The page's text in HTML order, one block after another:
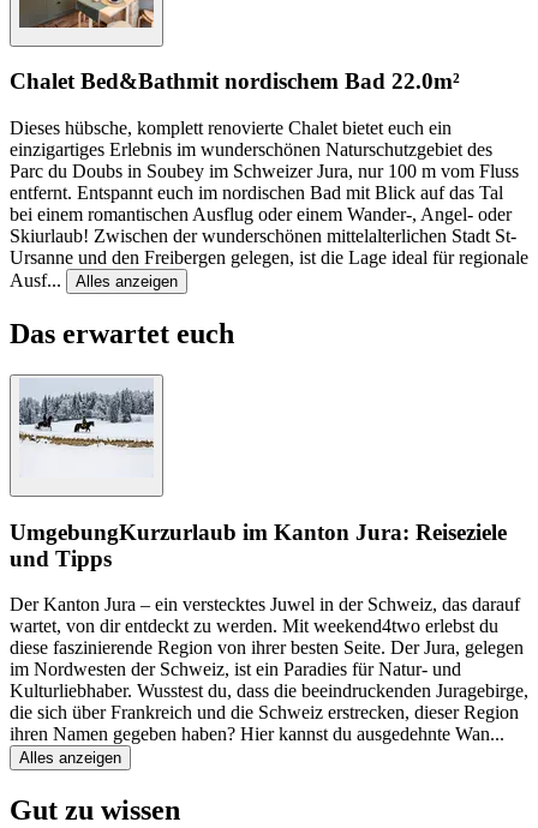
Chalet Bed&Bathmit nordischem Bad 22.0m²
Dieses hübsche, komplett renovierte Chalet bietet euch ein
einzigartiges Erlebnis im wunderschönen Naturschutzgebiet des
Parc du Doubs in Soubey im Schweizer Jura, nur 100 m vom Fluss
entfernt. Entspannt euch im nordischen Bad mit Blick auf das Tal
bei einem romantischen Ausflug oder einem Wander-, Angel- oder
Skiurlaub! Zwischen der wunderschönen mittelalterlichen Stadt St-
Ursanne und den Freibergen gelegen, ist die Lage ideal für regionale
Ausf... Alles anzeigen
Das erwartet euch
UmgebungKurzurlaub im Kanton Jura: Reiseziele
und Tipps
Der Kanton Jura – ein verstecktes Juwel in der Schweiz, das darauf
wartet, von dir entdeckt zu werden. Mit weekend4two erlebst du
diese faszinierende Region von ihrer besten Seite. Der Jura, gelegen
im Nordwesten der Schweiz, ist ein Paradies für Natur- und
Kulturliebhaber. Wusstest du, dass die beeindruckenden Juragebirge,
die sich über Frankreich und die Schweiz erstrecken, dieser Region
ihren Namen gegeben haben? Hier kannst du ausgedehnte Wan...
Alles anzeigen
Gut zu wissen